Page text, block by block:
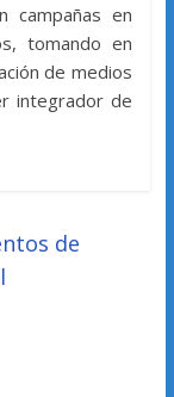
campañas en
tomando en
de medios
integrador de
de